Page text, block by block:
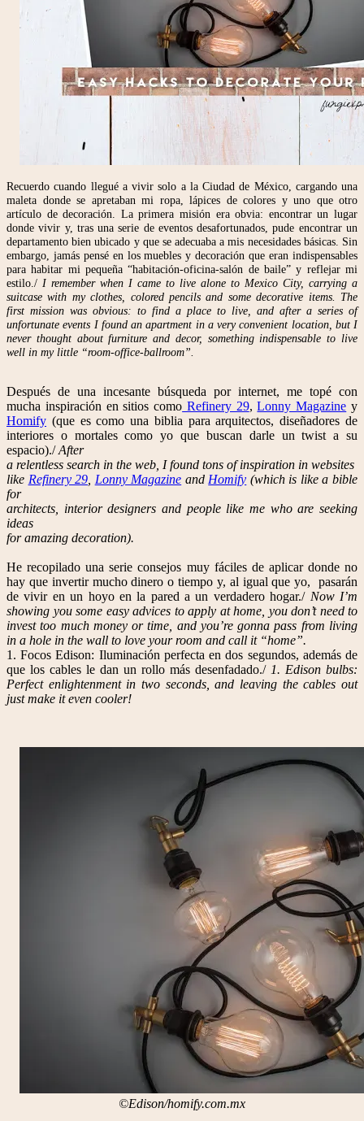
Recuerdo cuando llegué a vivir solo a la Ciudad de México, cargando una
maleta donde se apretaban mi ropa, lápices de colores y uno que otro
artículo de decoración. La primera misión era obvia: encontrar un lugar
donde vivir y, tras una serie de eventos desafortunados, pude encontrar un
departamento bien ubicado y que se adecuaba a mis necesidades básicas. Sin
embargo, jamás pensé en los muebles y decoración que eran indispensables
para habitar mi pequeña “habitación-oficina-salón de baile” y reflejar mi
estilo./ I remember when I came to live alone to Mexico City, carrying a
suitcase with my clothes, colored pencils and some decorative items. The
first mission was obvious: to find a place to live, and after a series of
unfortunate events I found an apartment in a very convenient location, but I
never thought about furniture and decor, something indispensable to live
well in my little “room-office-ballroom”.
Después de una incesante búsqueda por internet, me topé con
mucha inspiración en sitios como Refinery 29,Lonny Magazine y
Homify (que es como una biblia para arquitectos, diseñadores de
interiores o mortales como yo que buscan darle un twist a su
espacio)./After
a relentless search in the web, I found tons of inspiration in websites
like Refinery 29 Lonny Magazine and Homify (which is like a bible
for
architects, interior designers and people like me who are seeking
ideas
for amazing decoration).
He recopilado una serie consejos muy fáciles de aplicar donde no
hay que invertir mucho dinero o tiempo y, al igual que yo, pasarán
de vivir en un hoyo en la pared a un verdadero hogar./ Now I’m
showing you some easy advices to apply at home, you don’t need to
invest too much money or time, and you’re gonna pass from living
in a hole in the wall to love your room and call it “home”.
1. Focos Edison: Iluminación perfecta en dos segundos, además de
que los cables le dan un rollo más desenfadado./ 1. Edison bulbs:
Perfect enlightenment in two seconds, and leaving the cables out
just make it even cooler!
©Edison/homify.com.mx